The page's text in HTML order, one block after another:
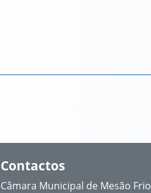
Contactos
Câmara Municipal de Mesão Frio